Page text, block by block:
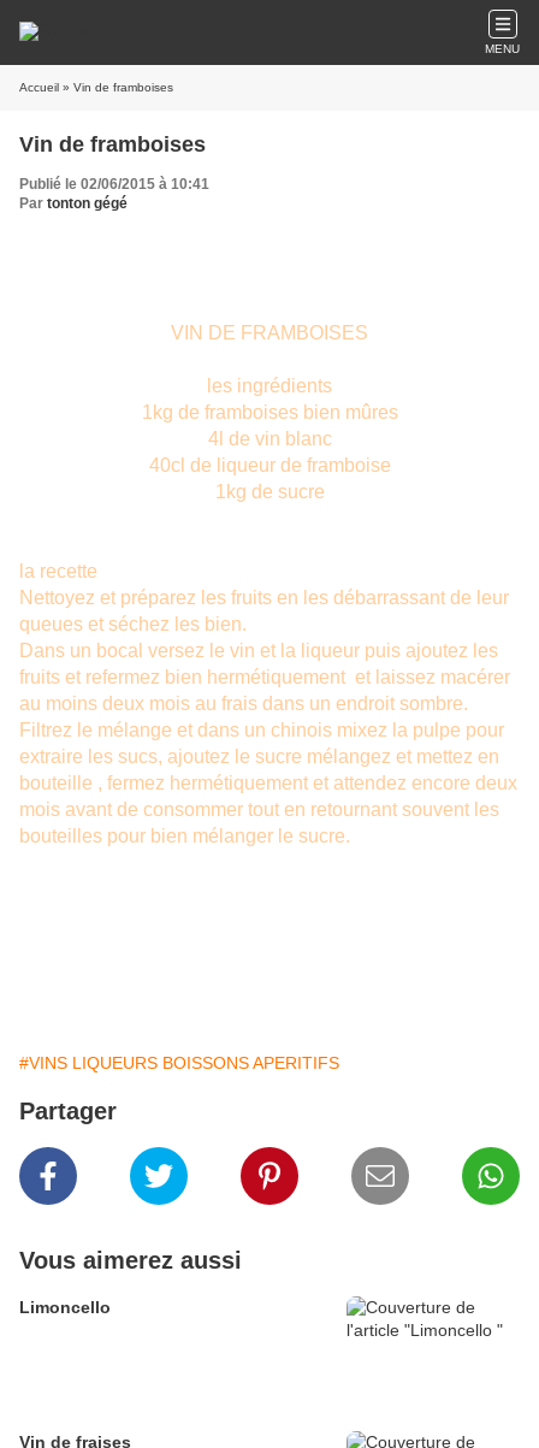
MENU
Accueil » Vin de framboises
Vin de framboises
Publié le 02/06/2015 à 10:41
Par tonton gégé
VIN DE FRAMBOISES
les ingrédients
1kg de framboises bien mûres
4l de vin blanc
40cl de liqueur de framboise
1kg de sucre
la recette
Nettoyez et préparez les fruits en les débarrassant de leur
queues et séchez les bien.
Dans un bocal versez le vin et la liqueur puis ajoutez les
fruits et refermez bien hermétiquement et laissez macérer
au moins deux mois au frais dans un endroit sombre.
Filtrez le mélange et dans un chinois mixez la pulpe pour
extraire les sucs, ajoutez le sucre mélangez et mettez en
bouteille , fermez hermétiquement et attendez encore deux
mois avant de consommer tout en retournant souvent les
bouteilles pour bien mélanger le sucre.
#VINS LIQUEURS BOISSONS APERITIFS
Partager
Vous aimerez aussi
Limoncello
Vin de fraises